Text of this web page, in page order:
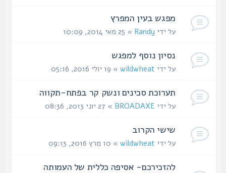
מפגש בעין המפרץ
על ידיRandy» 25 מאי 2014, 10:09
נסיון נוסף למפגש
על ידיwildwheat» 19 יולי 2016, 05:16
תערוכת סכינים ונשק קר בפתח-תקווה
על ידיBROADAXE» 27 יוני 2013, 08:36
שישי הקרוב
על ידיwildwheat» 10 מרץ 2016, 09:13
להזכירכם- אסיפה כללית של העמותה